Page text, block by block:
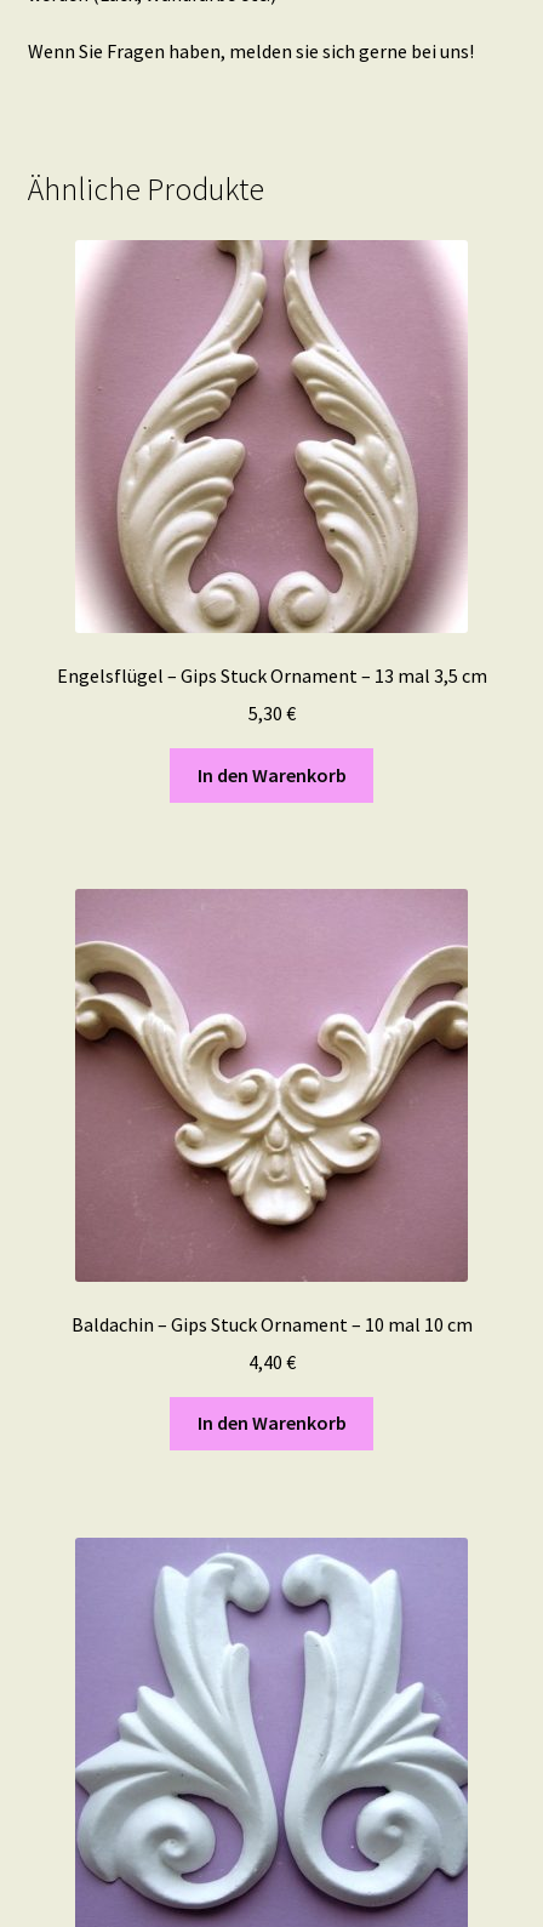
Wenn Sie Fragen haben, melden sie sich gerne bei uns!
Ähnliche Produkte
Engelsflügel – Gips Stuck Ornament – 13 mal 3,5 cm
5,30 €
In den Warenkorb
Baldachin – Gips Stuck Ornament – 10 mal 10 cm
4,40 €
In den Warenkorb